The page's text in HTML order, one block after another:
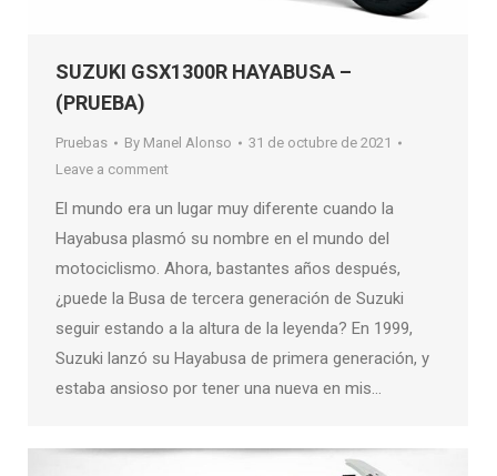
SUZUKI GSX1300R HAYABUSA –
(PRUEBA)
Pruebas By Manel Alonso
31 de octubre de 2021
Leave a comment
El mundo era un lugar muy diferente cuando la
Hayabusa plasmó su nombre en el mundo del
motociclismo. Ahora, bastantes años después,
¿puede la Busa de tercera generación de Suzuki
seguir estando a la altura de la leyenda? En 1999,
Suzuki lanzó su Hayabusa de primera generación, y
estaba ansioso por tener una nueva en mis…